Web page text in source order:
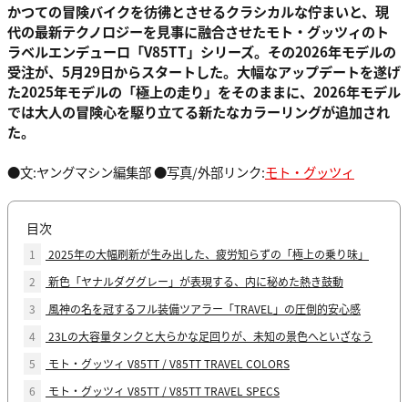
かつての冒険バイクを彷彿とさせるクラシカルな佇まいと、現
代の最新テクノロジーを見事に融合させたモト・グッツィのト
ラベルエンデューロ「V85TT」シリーズ。その2026年モデルの
受注が、5月29日からスタートした。大幅なアップデートを遂げ
た2025年モデルの「極上の走り」をそのままに、2026年モデル
では大人の冒険心を駆り立てる新たなカラーリングが追加され
た。
●文:ヤングマシン編集部 ●写真/外部リンク:モト・グッツィ
目次
1
2025年の大幅刷新が生み出した、疲労知らずの「極上の乗り味」
2
新色「ヤナルダググレー」が表現する、内に秘めた熱き鼓動
3
風神の名を冠するフル装備ツアラー「TRAVEL」の圧倒的安心感
4
23Lの大容量タンクと大らかな足回りが、未知の景色へといざなう
5
モト・グッツィ V85TT / V85TT TRAVEL COLORS
6
モト・グッツィ V85TT / V85TT TRAVEL SPECS